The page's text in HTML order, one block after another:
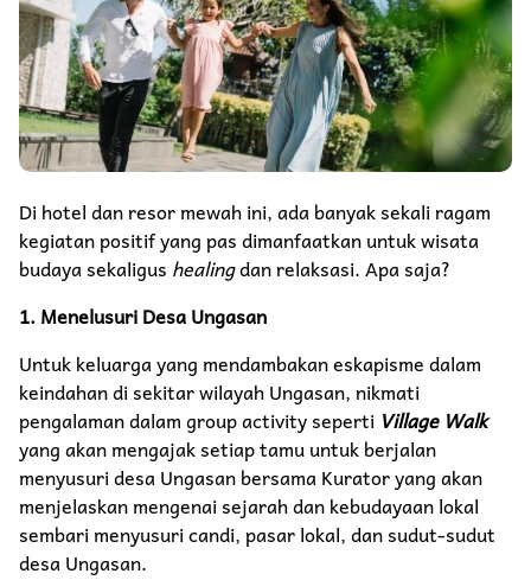
Di hotel dan resor mewah ini, ada banyak sekali ragam
kegiatan positif yang pas dimanfaatkan untuk wisata
budaya sekaligus healingdan relaksasi. Apa saja?
1. Menelusuri Desa Ungasan
Untuk keluarga yang mendambakan eskapisme dalam
keindahan di sekitar wilayah Ungasan, nikmati
pengalaman dalam group activity seperti Village Walk
yang akan mengajak setiap tamu untuk berjalan
menyusuri desa Ungasan bersama Kurator yang akan
menjelaskan mengenai sejarah dan kebudayaan lokal
sembari menyusuri candi, pasar lokal, dan sudut-sudut
desa Ungasan.